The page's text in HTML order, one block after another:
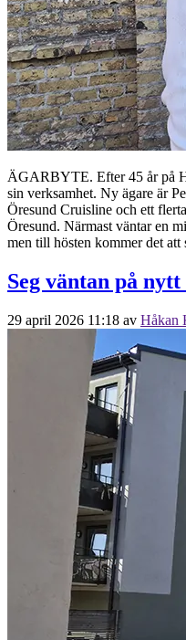
ÄGARBYTE. Efter 45 år på
sin verksamhet. Ny ägare är
Öresund Cruisline och ett
Öresund. Närmast väntar en
men till hösten kommer det att
Seg väntan på
29 april 2026 11:18 av Håkan